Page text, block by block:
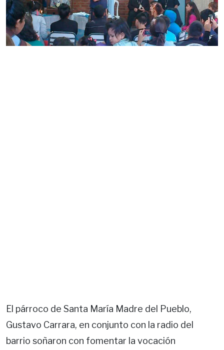
El párroco de Santa María Madre del Pueblo,
Gustavo Carrara, en conjunto con la radio del
barrio soñaron con fomentar la vocación